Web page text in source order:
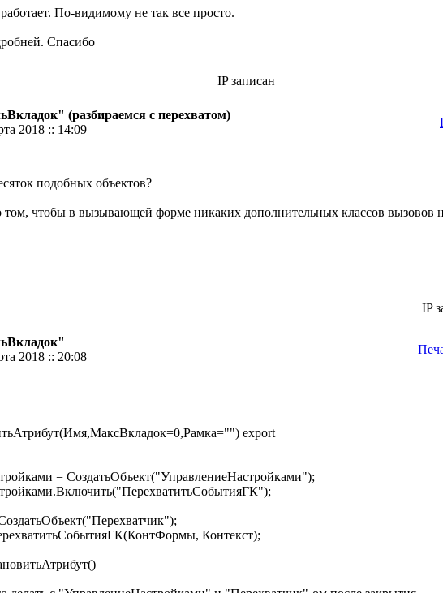
По-видимому не так все просто.
Спасибо
IP записан
(разбираемся с перехватом)
2018 :: 14:09
подобных объектов?
чтобы в вызывающей форме никаких дополнительных классов вызовов
IP
2018 :: 20:08
export
= СоздатьОбъект("УправлениеНастройками");
Контекст);